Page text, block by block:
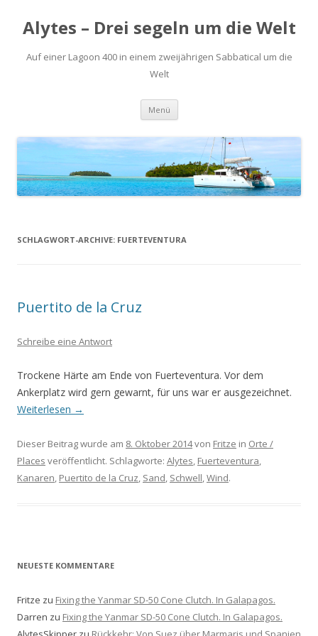
Alytes – Drei segeln um die Welt
Auf einer Lagoon 400 in einem zweijährigen Sabbatical um die
Welt
Menü Zum
springen
SCHLAGWORT-ARCHIVE: FUERTEVENTURA
Puertito de la Cruz
Schreibe eine Antwort
Trockene Härte am Ende von Fuerteventura. Vor dem
Ankerplatz wird gern gewarnt, für uns war er ausgezeichnet.
Weiterlesen →
Dieser Beitrag wurde am 8. Oktober 2014von Fritze in Orte /
Places veröffentlicht. Schlagworte: Alytes, Fuerteventura,
Kanaren, Puertito de la Cruz, Sand, Schwell,Wind.
NEUESTE KOMMENTARE
Fritze zu Fixing the Yanmar SD-50 Cone Clutch. In Galapagos.
Darren zu Fixing the Yanmar SD-50 Cone Clutch. In Galapagos.